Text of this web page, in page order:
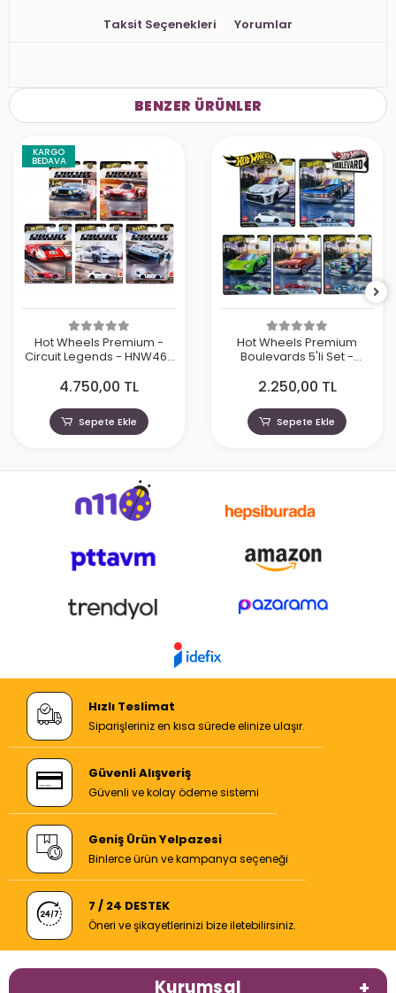
Taksit Seçenekleri Yorumlar
BENZER ÜRÜNLER
KARGO
BEDAVA
Hot Wheels Premium -
Circuit Legends - HNW46-
4.750,00 TL
Sepete Ekle
Hot Wheels Premium
Boulevards 5'li Set -
2.250,00 TL
Sepete Ekle
Hızlı Teslimat
Siparişleriniz en kısa sürede elinize ulaşır.
Güvenli Alışveriş
Güvenli ve kolay ödeme sistemi
Geniş Ürün Yelpazesi
Binlerce ürün ve kampanya seçeneği
7 / 24 DESTEK
Öneri ve şikayetlerinizi bize iletebilirsiniz.
Kurumsal